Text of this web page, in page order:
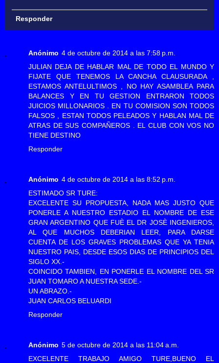
Responder
Anónimo 4 de octubre de 2014 a las 7:58 p.m.
JULIAN DEJA DE HABLAR MAL DE TODO EL MUNDO Y
FIJATE QUE TENEMOS LA CANCHA CLAUSURADA ,
ESTAMOS ANTELULTIMOS , NO HAY ASAMBLEA PARA
BALANCES Y EN TU GESTION ENTRARON TODOS
JUICIOS MILLONARIOS . EN TU COMISION SON TODOS
FALSOS , ESTAN TODOS PELEADOS Y HABLAN MAL DE
ATRAS DE SUS COMPAÑEROS . EL CLUB CON VOS NO
TIENE DESTINO
Responder
Anónimo 4 de octubre de 2014 a las 8:52 p.m.
ESTIMADO SR TURE:
EXCELENTE SU PROPUESTA, NADA MAS JUSTO QUE
PONERLE A NUESTRO ESTADIO EL NOMBRE DE ESE
GRAN ARGENTINO QUE FUÈ EL DR JOSÈ INGENIEROS,
AL QUE MUCHOS DEBERIAN LEER, PARA DARSE
CUENTA DE LOS GRAVES PROBLEMAS QUE YA TENIA
NUESTRO PAIS, DESDE ESOS DIAS DE PRINCIPIOS DEL
SIGLO XX.-
COINCIDO TAMBIEN, EN PONERLE EL NOMBRE DEL SR
JUAN TOMARO A NUESTRA SEDE.-
UN ABRAZO.-
JUAN CARLOS BELUARDI
Responder
Anónimo 5 de octubre de 2014 a las 11:04 a.m.
EXCELENTE TRABAJO AMIGO TURE,BUENO EL